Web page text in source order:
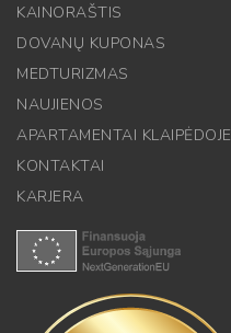
KAINORAŠTIS
DOVANŲ KUPONAS
MEDTURIZMAS
NAUJIENOS
APARTAMENTAI KLAIPĖDOJE
KONTAKTAI
KARJERA